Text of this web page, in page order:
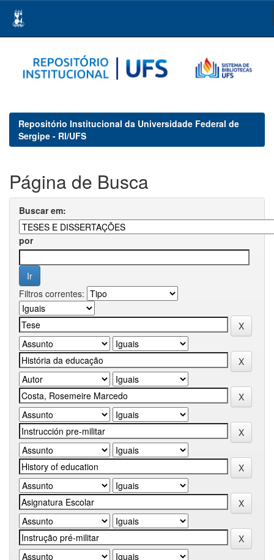
navigation
Repositório Institucional da Universidade Federal de
Sergipe - RI/UFS
Página de Busca
Buscar em:
por
Filtros correntes: